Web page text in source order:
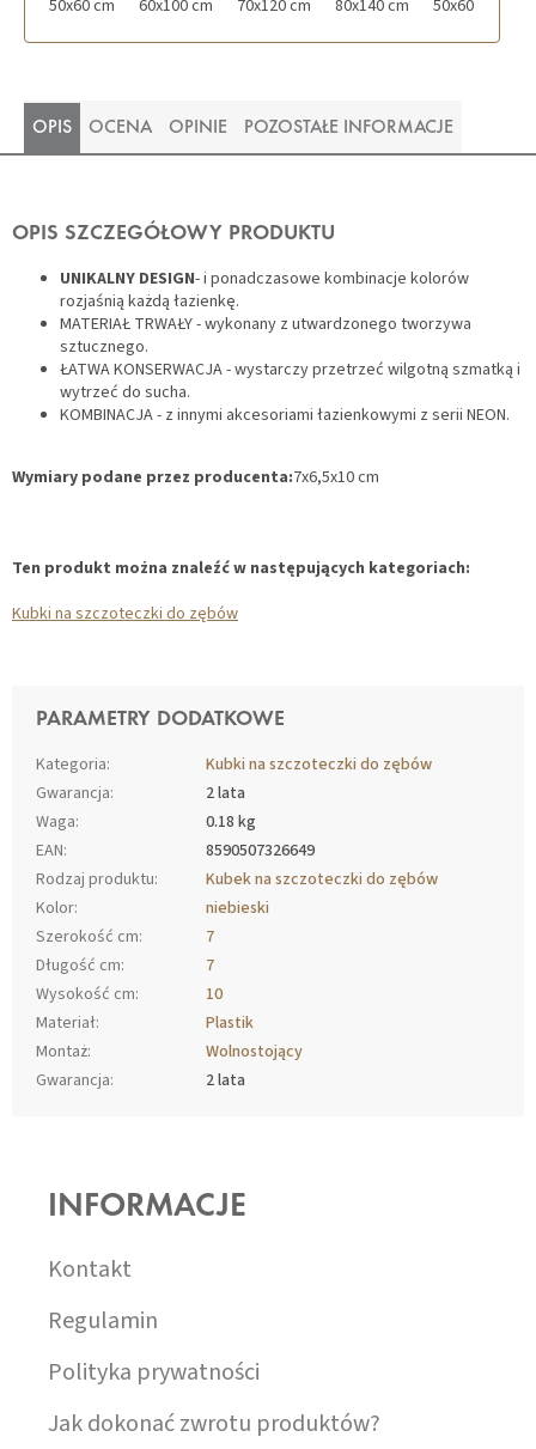
50x60 cm 60x100 cm 70x120 cm 80x140 cm 50x60 cm z
OPIS OCENA OPINIE POZOSTAŁE INFORMACJE
OPIS SZCZEGÓŁOWY PRODUKTU
UNIKALNY DESIGN- i ponadczasowe kombinacje kolorów
rozjaśnią każdą łazienkę.
MATERIAŁ TRWAŁY - wykonany z utwardzonego tworzywa
sztucznego.
ŁATWA KONSERWACJA - wystarczy przetrzeć wilgotną szmatką i
wytrzeć do sucha.
KOMBINACJA - z innymi akcesoriami łazienkowymi z serii NEON.
Wymiary podane przez producenta:7x6,5x10 cm
Ten produkt można znaleźć w następujących kategoriach:
Kubki na szczoteczki do zębów
PARAMETRY DODATKOWE
Kategoria:
Kubki na szczoteczki do zębów
Gwarancja:
2 lata
Waga:
0.18 kg
EAN:
8590507326649
Rodzaj produktu:
Kubek na szczoteczki do zębów
Kolor:
niebieski
Szerokość cm:
7
Długość cm:
7
Wysokość cm:
10
Materiał:
Plastik
Montaż:
Wolnostojący
Gwarancja:
2 lata
INFORMACJE
Kontakt
Regulamin
Polityka prywatności
Jak dokonać zwrotu produktów?